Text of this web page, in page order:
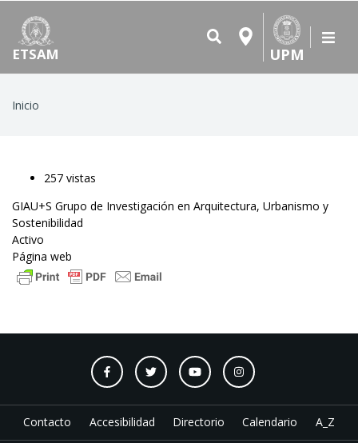
ETSAM UPM
Ruta
Inicio
257 vistas
GIAU+S Grupo de Investigación en Arquitectura, Urbanismo y
Sostenibilidad
Activo
Página web
Contacto Accesibilidad Directorio Calendario A_Z